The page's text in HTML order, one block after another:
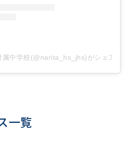
属中学校(@narita_hs_jhs)がシェアした投
一覧